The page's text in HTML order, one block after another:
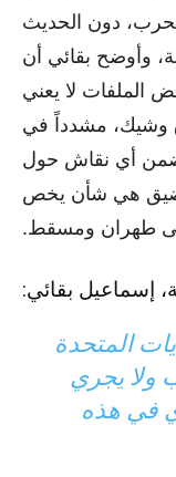
دون الحديث
وأوضح بقائي أن
الملفات لا يعني
وشيك، مشدداً في
أي نقاش حول
هي شأن يخص
طهران ومسقط.
إسماعيل بقائي:
المتحدة
ولا يجري
في هذه